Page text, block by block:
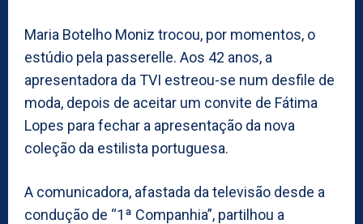
Maria Botelho Moniz trocou, por momentos, o
estúdio pela passerelle. Aos 42 anos, a
apresentadora da TVI estreou-se num desfile de
moda, depois de aceitar um convite de Fátima
Lopes para fechar a apresentação da nova
coleção da estilista portuguesa.
A comunicadora, afastada da televisão desde a
condução de “1ª Companhia”, partilhou a